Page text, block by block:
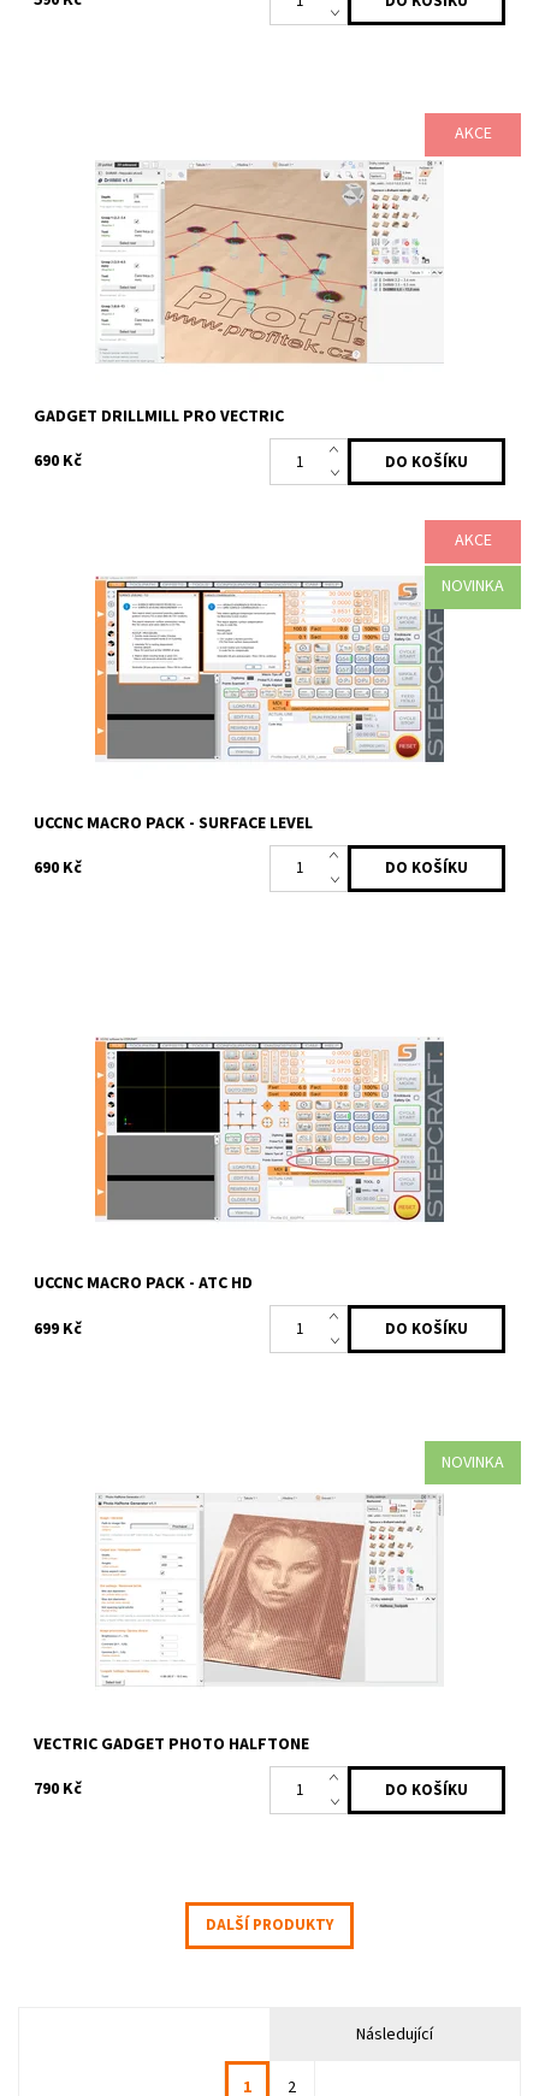
AKCE
automatické frézování otvorů (drill & mill) pomocí spirálového
sestupu. Na základě...
Dostupnost:
Skladem
2478
Profitek
GADGET DRILLMILL PRO VECTRIC
690 Kč
AKCE
NOVINKA
Makro balíček pro UCCNC, který automaticky změří nerovnosti
povrchu materiálu a upraví G‑kód tak, aby hloubka obrábění
zůstala konstantní po celé...
Dostupnost:
Skladem
2482
Profitek
UCCNC MACRO PACK - SURFACE LEVEL
690 Kč
umožňuje spolehlivé ovládání upnutí,...
Dostupnost:
UCCNC MACRO PACK - ATC HD
699 Kč
NOVINKA
Gadget pro Vectric Cut2D, VCarve a Aspire, který umožňuje
vytvořit unikátní halftone (polotónový) efekt přímo z
bitmapového obrázku. Gadget...
Dostupnost:
Skladem
2488
Profitek
VECTRIC GADGET PHOTO HALFTONE
790 Kč
DALŠÍ PRODUKTY
Následující
1 2
Odeslat